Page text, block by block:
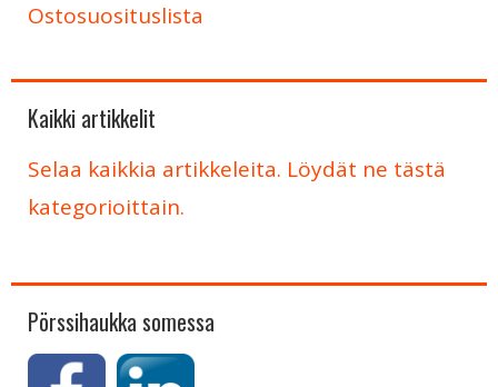
Ostosuosituslista
Kaikki artikkelit
Selaa kaikkia artikkeleita. Löydät ne tästä
kategorioittain.
Pörssihaukka somessa